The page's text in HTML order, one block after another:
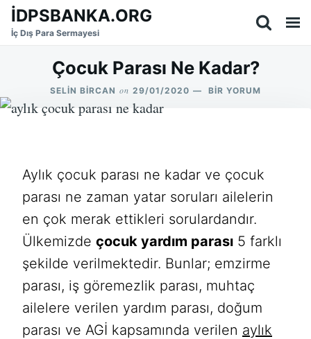
SkipSearch
for:
İDPSBANKA.ORG
İç Dış Para Sermayesi
Çocuk Parası Ne Kadar?
SELIN BIRCAN on 29/01/2020
ÇOCUK
BIR YORUM
Aylık çocuk parası ne kadar ve çocuk
parası ne zaman yatar soruları ailelerin
en çok merak ettikleri sorulardandır.
Ülkemizde çocuk yardım parası 5 farklı
şekilde verilmektedir. Bunlar; emzirme
parası, iş göremezlik parası, muhtaç
ailelere verilen yardım parası, doğum
parası ve AGİ kapsamında verilen aylık